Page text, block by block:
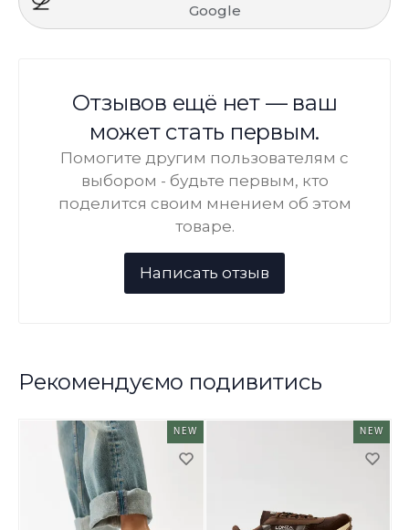
Google
Отзывов ещё нет — ваш
может стать первым.
Помогите другим пользователям с
выбором - будьте первым, кто
поделится своим мнением об этом
товаре.
Рекомендуємо подивитись
NEW NEW